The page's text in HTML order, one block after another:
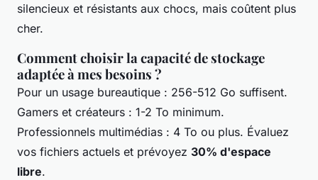
silencieux et résistants aux chocs, mais coûtent plus
cher.
Comment choisir la capacité de stockage
adaptée à mes besoins ?
Pour un usage bureautique : 256-512 Go suffisent.
Gamers et créateurs : 1-2 To minimum.
Professionnels multimédias : 4 To ou plus. Évaluez
vos fichiers actuels et prévoyez 30% d'espace
libre.